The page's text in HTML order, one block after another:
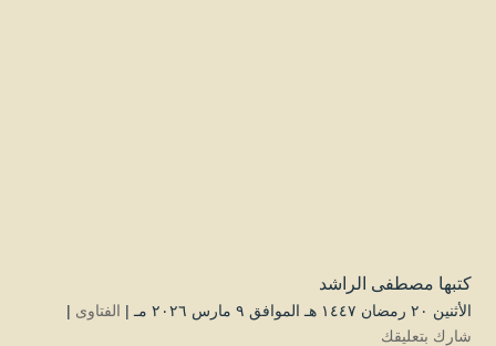
كتبها مصطفى الراشد
الأثنين ۲۰ رمضان ۱٤٤۷ هـ الموافق ۹ مارس ۲۰۲٦ مـ | الفتاوى |
شارك بتعليقك